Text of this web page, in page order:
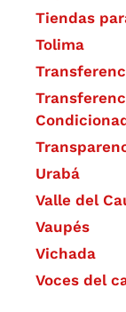
Tiendas
Tolima
Urabá
Valle del
Vaupés
Vichada
Voces del